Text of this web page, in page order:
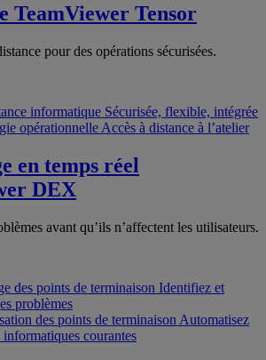
TeamViewer Tensor
pour des opérations sécurisées.
informatique Sécurisée, flexible, intégrée
opérationnelle Accès à distance à l’atelier
en temps réel
DEX
avant qu’ils n’affectent les utilisateurs.
des points de terminaison Identifiez et
problèmes
des points de terminaison Automatisez
informatiques courantes